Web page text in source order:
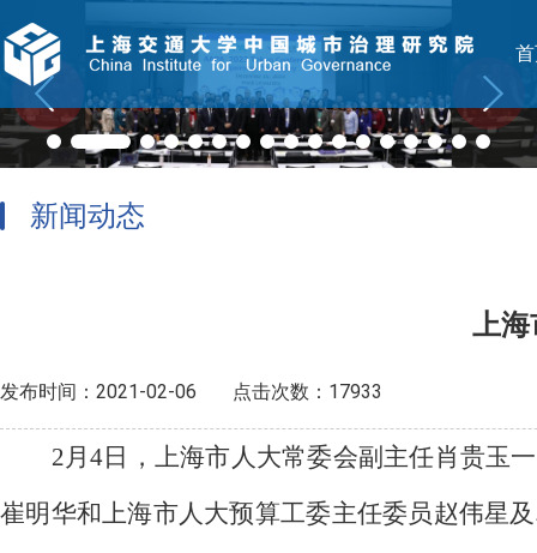
新闻动态
上海
发布时间：2021-02-06 点击次数：17933
2月4日，上海市人大常委会副主任肖贵玉
崔明华和上海市人大预算工委主任委员赵伟星